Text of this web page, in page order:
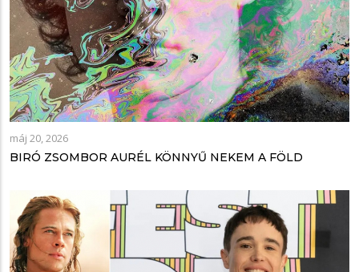
máj 20, 2026
BIRÓ ZSOMBOR AURÉL KÖNNYŰ NEKEM A FÖLD